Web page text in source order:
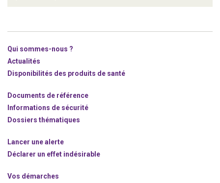
Qui sommes-nous ?
Actualités
Disponibilités des produits de santé
Documents de référence
Informations de sécurité
Dossiers thématiques
Lancer une alerte
Déclarer un effet indésirable
Vos démarches